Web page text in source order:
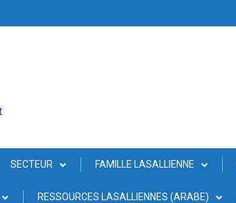
SECTEUR FAMILLE LASALLIENNE
RESSOURCES LASALLIENNES (ARABE)